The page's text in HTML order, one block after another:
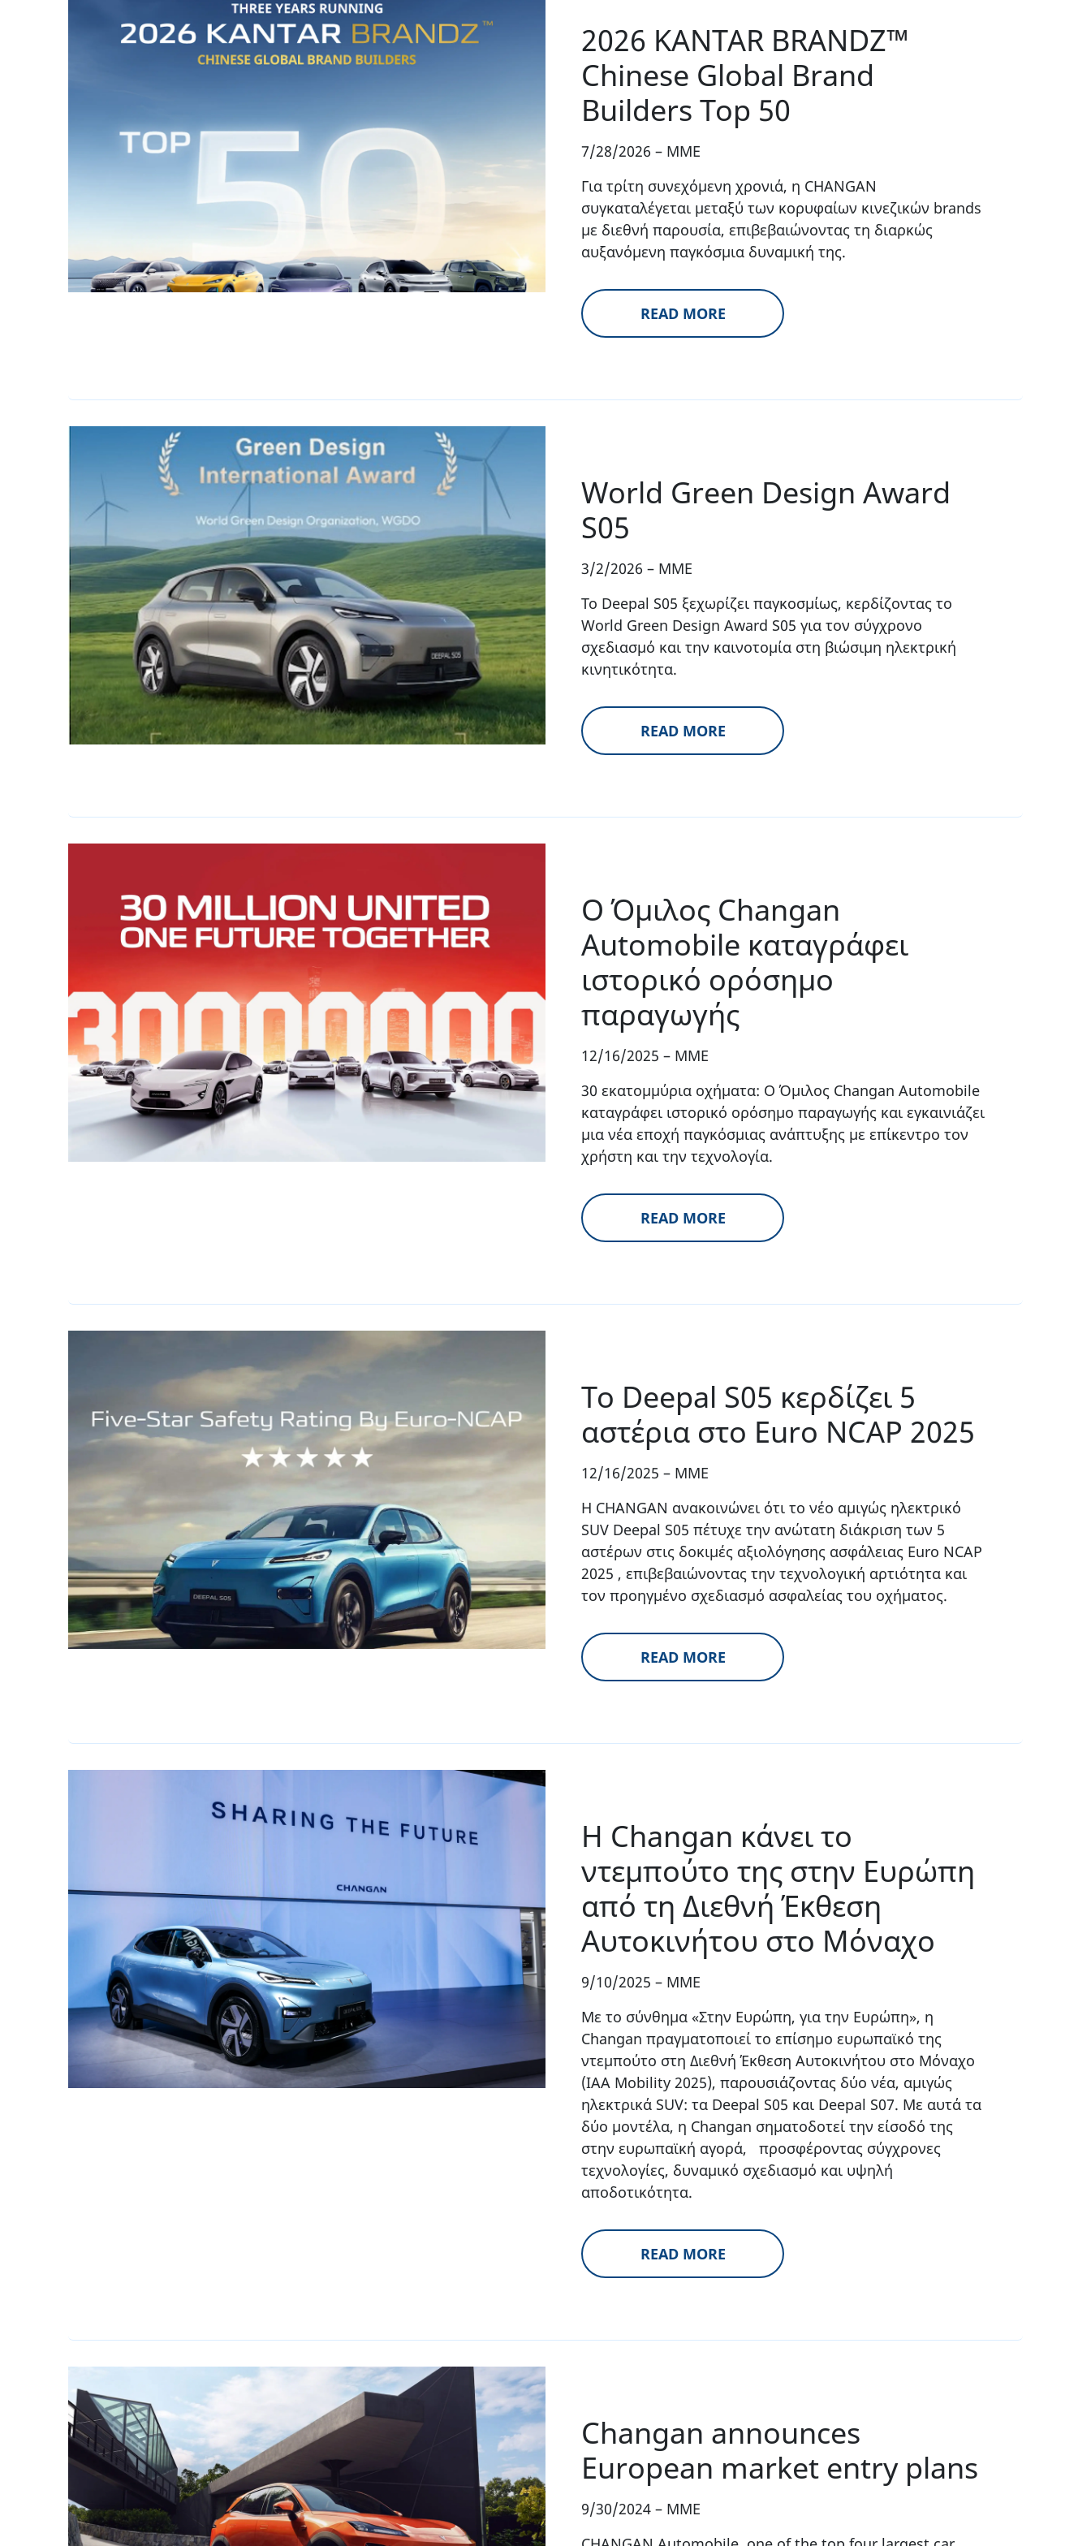
2026 KANTAR BRANDZ™
Chinese Global Brand
Builders Top 50
7/28/2026 – MME
Για τρίτη συνεχόμενη χρονιά, η CHANGAN
συγκαταλέγεται μεταξύ των κορυφαίων κινεζικών brands
με διεθνή παρουσία, επιβεβαιώνοντας τη διαρκώς
αυξανόμενη παγκόσμια δυναμική της.
READ MORE
World Green Design Award
S05
3/2/2026 – MME
Το Deepal S05 ξεχωρίζει παγκοσμίως, κερδίζοντας το
World Green Design Award S05 για τον σύγχρονο
σχεδιασμό και την καινοτομία στη βιώσιμη ηλεκτρική
κινητικότητα.
READ MORE
Ο Όμιλος Changan
Automobile καταγράφει
ιστορικό ορόσημο
παραγωγής
12/16/2025 – MME
30 εκατομμύρια οχήματα: Ο Όμιλος Changan Automobile
καταγράφει ιστορικό ορόσημο παραγωγής και εγκαινιάζει
μια νέα εποχή παγκόσμιας ανάπτυξης με επίκεντρο τον
χρήστη και την τεχνολογία.
READ MORE
Το Deepal S05 κερδίζει 5
αστέρια στο Euro NCAP 2025
12/16/2025 – MME
Η CHANGAN ανακοινώνει ότι το νέο αμιγώς ηλεκτρικό
SUV Deepal S05 πέτυχε την ανώτατη διάκριση των 5
αστέρων στις δοκιμές αξιολόγησης ασφάλειας Euro NCAP
2025 , επιβεβαιώνοντας την τεχνολογική αρτιότητα και
τον προηγμένο σχεδιασμό ασφαλείας του οχήματος.
READ MORE
Η Changan κάνει το
ντεμπούτο της στην Ευρώπη
από τη Διεθνή Έκθεση
Αυτοκινήτου στο Μόναχο
9/10/2025 – MME
Με το σύνθημα «Στην Ευρώπη, για την Ευρώπη», η
Changan πραγματοποιεί το επίσημο ευρωπαϊκό της
ντεμπούτο στη Διεθνή Έκθεση Αυτοκινήτου στο Μόναχο
(IAA Mobility 2025), παρουσιάζοντας δύο νέα, αμιγώς
ηλεκτρικά SUV: τα Deepal S05 και Deepal S07. Με αυτά τα
δύο μοντέλα, η Changan σηματοδοτεί την είσοδό της
στην ευρωπαϊκή αγορά, προσφέροντας σύγχρονες
τεχνολογίες, δυναμικό σχεδιασμό και υψηλή
αποδοτικότητα.
READ MORE
Changan announces
European market entry plans
9/30/2024 – MME